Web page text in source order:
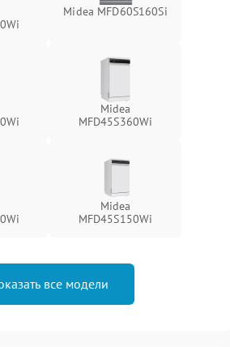
Midea MFD60S160Si
Midea
MFD45S360Wi
Midea
MFD45S150Wi
все модели